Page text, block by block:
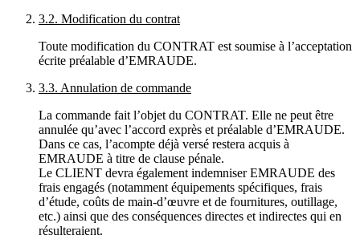
3.2. Modification du contrat
Toute modification du CONTRAT est soumise à l’acceptation
écrite préalable d’EMRAUDE.
3.3. Annulation de commande
La commande fait l’objet du CONTRAT. Elle ne peut être
annulée qu’avec l’accord exprès et préalable d’EMRAUDE.
Dans ce cas, l’acompte déjà versé restera acquis à
EMRAUDE à titre de clause pénale.
Le CLIENT devra également indemniserEMRAUDE des
frais engagés (notamment équipements spécifiques, frais
d’étude, coûts de main-d’œuvre et de fournitures, outillage,
etc.) ainsi que des conséquences directes et indirectes qui en
résulteraient.